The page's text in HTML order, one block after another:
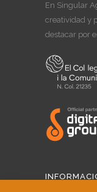
En Singular
creatividad y
destacar por